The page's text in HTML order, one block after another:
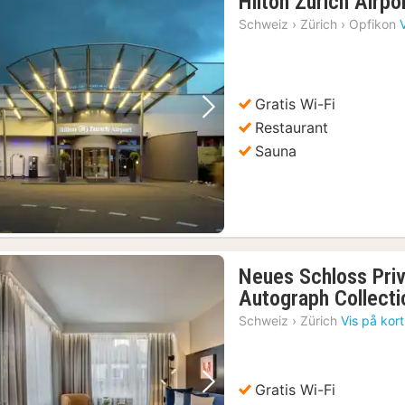
Forrige billede Næste billede
Schweiz › Zürich › Opfikon
Gratis Wi-Fi
Restaurant
Sauna
Forrige billede Næste billede
Neues Schloss
Autograph
Schweiz › Zürich Vis på kort
Gratis Wi-Fi